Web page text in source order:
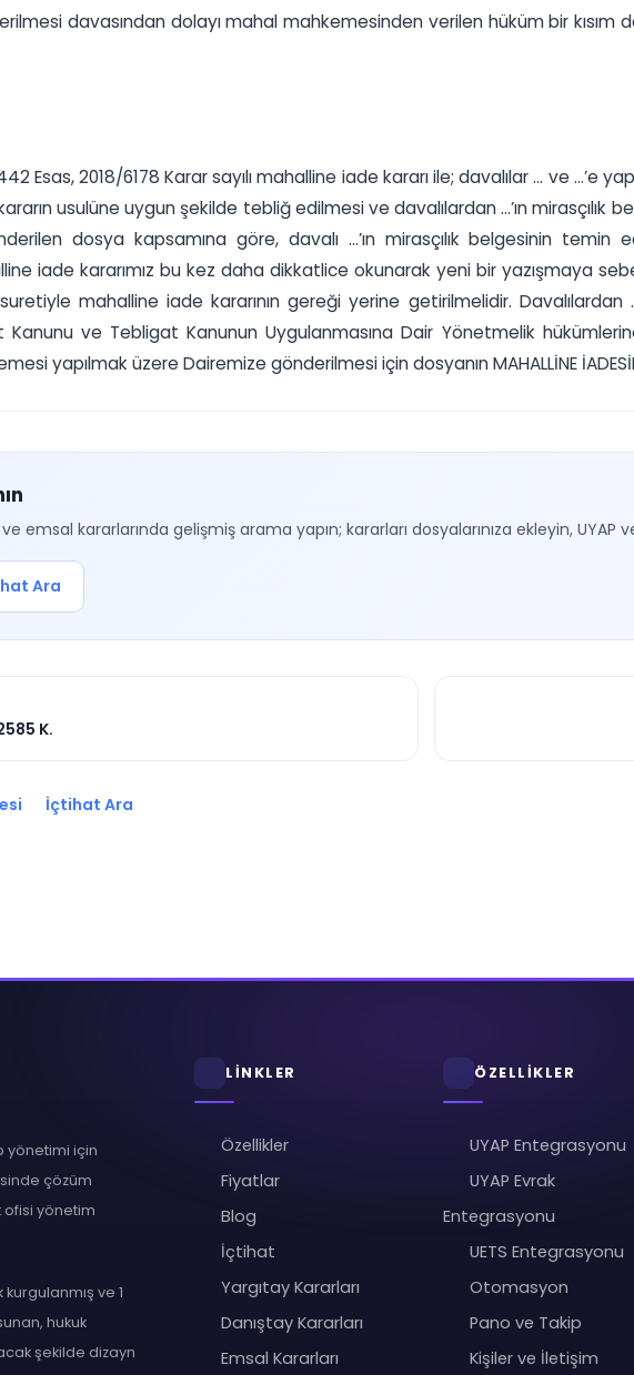
davasından dolayı mahal mahkemesinden verilen hüküm bir
Esas, 2018/6178 Karar sayılı mahalline iade kararı ile; davalılar ... ve
usulüne uygun şekilde tebliğ edilmesi ve davalılardan ...’ın
dosya kapsamına göre, davalı ...’ın mirasçılık belgesinin temin
iade kararımız bu kez daha dikkatlice okunarak yeni bir yazışmaya
mahalline iade kararının gereği yerine getirilmelidir. Davalılardan
Kanunu ve Tebligat Kanunun Uygulanmasına Dair Yönetmelik
yapılmak üzere Dairemize gönderilmesi için dosyanın MAHALLİNE
emsal kararlarında gelişmiş arama yapın; kararları dosyalarınıza ekleyin,
Ara
K.
İçtihat Ara
yönetimi için
çözüm
ofisi yönetim
kurgulanmış ve 1
hukuk
şekilde dizayn
LİNKLER
Özellikler
Fiyatlar
Blog
İçtihat
Yargıtay Kararları
Danıştay Kararları
Emsal Kararları
ÖZELLİKLER
UYAP Entegrasyonu
UYAP Evrak
Entegrasyonu
UETS Entegrasyonu
Otomasyon
Pano ve Takip
Kişiler ve İletişim